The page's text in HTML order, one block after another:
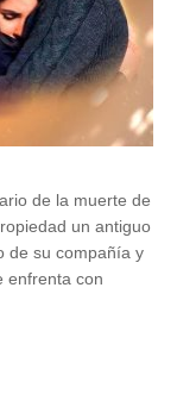
de la muerte de
un antiguo
de su compañía y
enfrenta con